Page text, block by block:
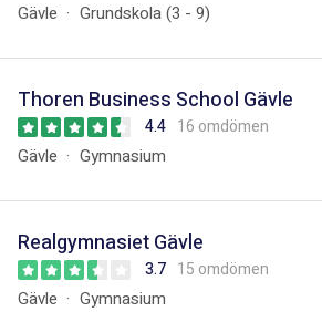
Gävle Grundskola (3 - 9)
Thoren Business School Gävle
4.4 16 omdömen
Gävle Gymnasium
Realgymnasiet Gävle
3.7 15 omdömen
Gävle Gymnasium